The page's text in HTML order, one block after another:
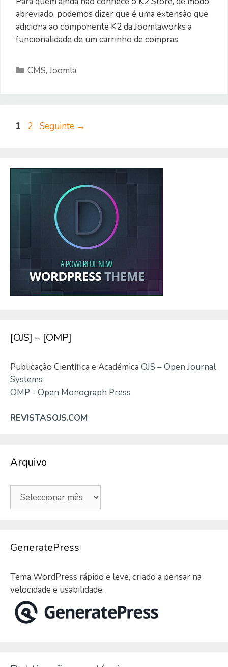
abreviado, podemos dizer que é uma extensão que
adiciona ao componente K2 da Joomlaworks a
funcionalidade de um carrinho de compras.
Categorias
CMS,Joomla
Página
1 Página
2 Seguinte →
[OJS] – [OMP]
Publicação Científica e Académica OJS – Open Journal
Systems
OMP - Open Monograph Press
REVISTASOJS.COM
Arquivo
Arquivo
GeneratePress
Tema WordPress rápido e leve, criado a pensar na
velocidade e usabilidade.